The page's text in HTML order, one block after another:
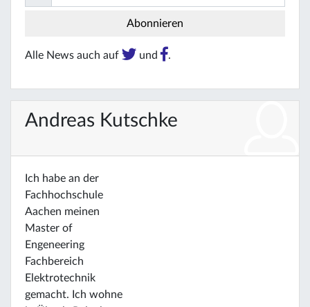
Alle News auch auf und .
Andreas Kutschke
Ich habe an der
Fachhochschule
Aachen meinen
Master of
Engeneering
Fachbereich
Elektrotechnik
gemacht. Ich wohne